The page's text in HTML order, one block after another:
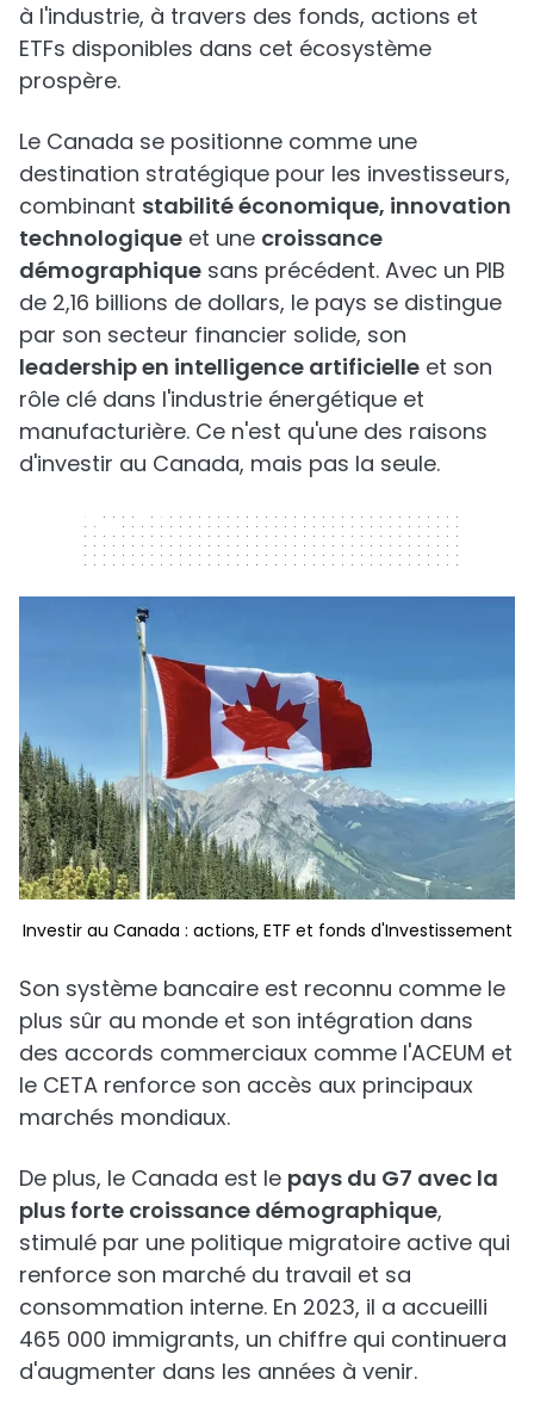
à l'industrie, à travers des fonds, actions et
ETFs disponibles dans cet écosystème
prospère.
Le Canada se positionne comme une
destination stratégique pour les investisseurs,
combinant stabilité économique, innovation
technologique et une croissance
démographique sans précédent. Avec un PIB
de 2,16 billions de dollars, le pays se distingue
par son secteur financier solide, son
leadership en intelligence artificielle et son
rôle clé dans l'industrie énergétique et
manufacturière. Ce n'est qu'une des raisons
d'investir au Canada, mais pas la seule.
320 x 50
Investir au Canada : actions, ETF et fonds d'Investissement
Son système bancaire est reconnu comme le
plus sûr au monde et son intégration dans
des accords commerciaux comme l'ACEUM et
le CETA renforce son accès aux principaux
marchés mondiaux.
De plus, le Canada est le pays du G7 avec la
plus forte croissance démographique,
stimulé par une politique migratoire active qui
renforce son marché du travail et sa
consommation interne. En 2023, il a accueilli
465 000 immigrants, un chiffre qui continuera
d'augmenter dans les années à venir.